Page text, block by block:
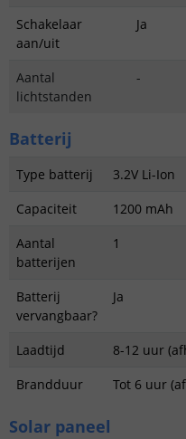
Schakelaar
aan/uit
Ja
Aantal
lichtstanden
-
Batterij
Type batterij
3.2V Li-Ion
Capaciteit
1200 mAh
Aantal
batterijen
1
Batterij
vervangbaar?
Ja
Laadtijd
8-12 uur
Brandduur
Tot 6 uur
Solar paneel